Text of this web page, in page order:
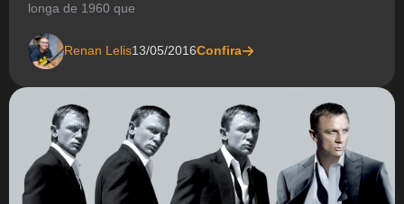
longa de 1960 que
Renan Lelis13/05/2016Confira